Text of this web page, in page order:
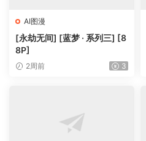
AI图漫
[永劫无间] [蓝梦 · 系列三] [8
8P]
2周前 3